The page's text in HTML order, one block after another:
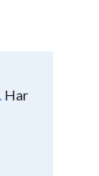
Har